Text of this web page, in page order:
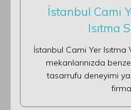
İstanbul Cami
Isıtma
İstanbul Cami Yer Isıtma
mekanlarınızda
tasarrufu deneyimi